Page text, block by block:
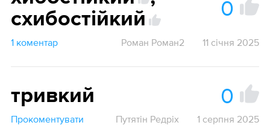
схибостійкий
0
1 коментар Роман Роман2 11 січня 2025
тривкий 0
Прокоментувати Путятін Редріх 1 серпня 2025